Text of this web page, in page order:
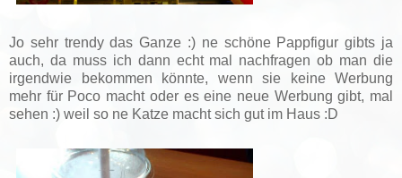
Jo sehr trendy das Ganze :) ne schöne Pappfigur gibts ja
auch, da muss ich dann echt mal nachfragen ob man die
irgendwie bekommen könnte, wenn sie keine Werbung
mehr für Poco macht oder es eine neue Werbung gibt, mal
sehen :) weil so ne Katze macht sich gut im Haus :D